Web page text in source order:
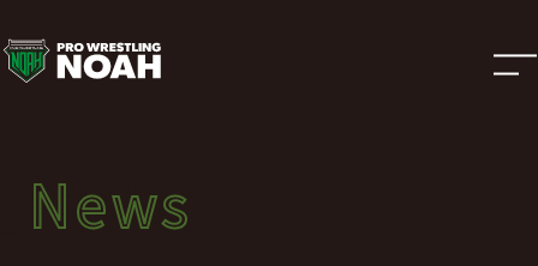
ニ
ュ
ー
ス
News
ニュース
News